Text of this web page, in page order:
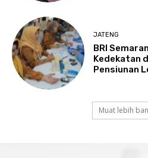
JATENG
BRI
Kedekatan
Pensiunan
Muat lebih